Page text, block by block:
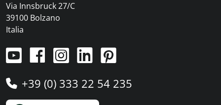
Via Innsbruck 27/C
39100 Bolzano
Italia
+39 (0) 333 22 54 235